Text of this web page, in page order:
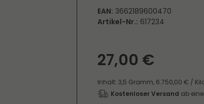
EAN: 3662189600470
Artikel-Nr.: 617234
27,00 €
Inhalt: 3,5 Gramm, 6.750,00 € /
Kostenloser Versand ab